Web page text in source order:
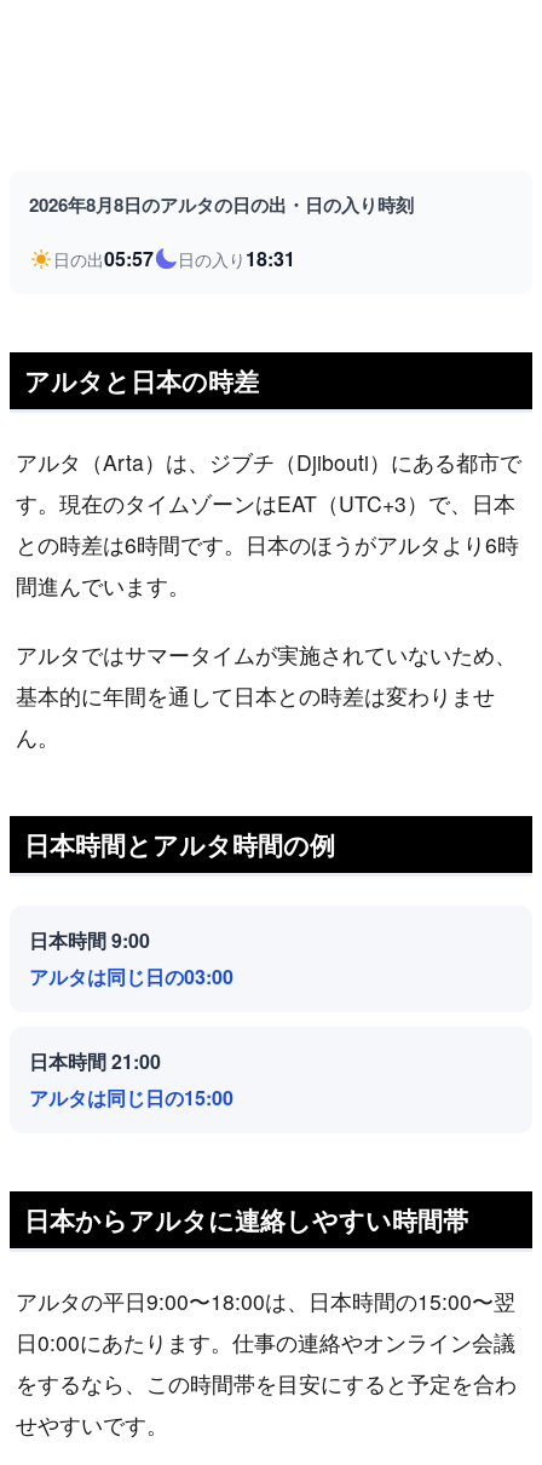
2026年8月8日のアルタの日の出・日の入り時刻
日の出05:57 日の入り 18:31
アルタと日本の時差
アルタ（Arta）は、ジブチ（Djibouti）にある都市で
す。現在のタイムゾーンはEAT（UTC+3）で、日本
との時差は6時間です。日本のほうがアルタより6時
間進んでいます。
アルタではサマータイムが実施されていないため、
基本的に年間を通して日本との時差は変わりませ
ん。
日本時間とアルタ時間の例
日本時間 9:00
アルタは同じ日の03:00
日本時間 21:00
アルタは同じ日の15:00
日本からアルタに連絡しやすい時間帯
アルタの平日9:00〜18:00は、日本時間の15:00〜翌
日0:00にあたります。仕事の連絡やオンライン会議
をするなら、この時間帯を目安にすると予定を合わ
せやすいです。